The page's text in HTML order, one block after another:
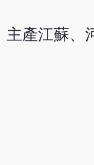
產江蘇、